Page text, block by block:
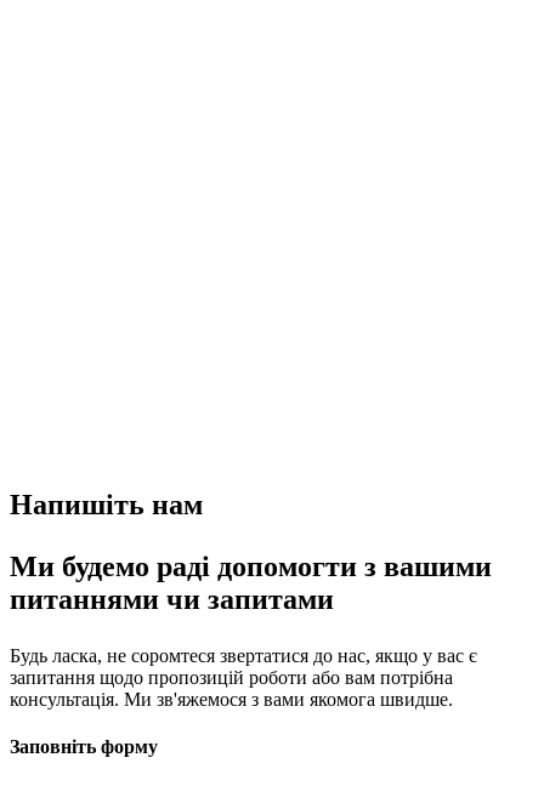
Напишіть нам
Ми будемо раді допомогти з вашими
питаннями чи запитами
Будь ласка, не соромтеся звертатися до нас, якщо у вас є
запитання щодо пропозицій роботи або вам потрібна
консультація. Ми зв'яжемося з вами якомога швидше.
Заповніть форму